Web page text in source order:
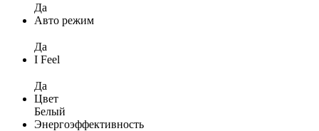
Да
Авто режим
Да
I Feel
Да
Цвет
Белый
Энергоэффективность